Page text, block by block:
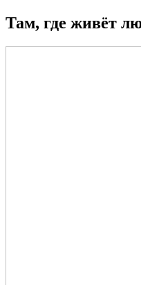
Там, где живёт